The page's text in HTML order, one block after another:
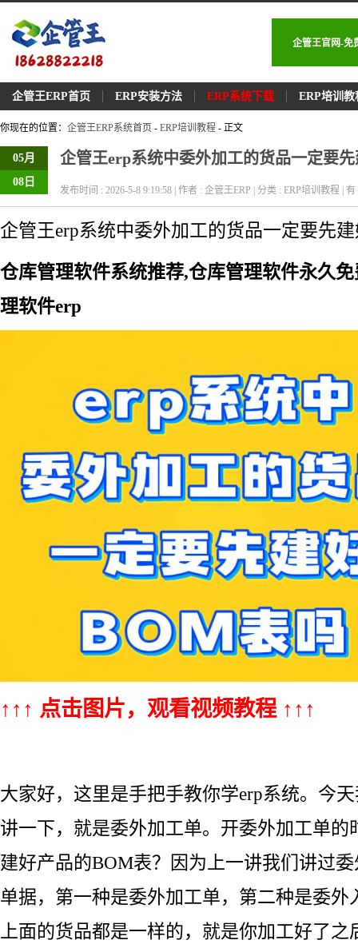
企管王官网-免
企管王ERP首页 ERP安装方法 ERP系统下载 ERP培训教
你现在的位置： 企管王ERP系统首页 - ERP培训教程 - 正文
05月
08日
企管王erp系统中委外加工的货品一定要
发布时间 : 2026-5-8 9:19:58 | 作者 : 企管王ERP | 分类 : ERP培训教程 | 有
企管王erp系统中委外加工的货品一定要先
仓库管理软件系统推荐,仓库管理软件永久
理软件erp
↑↑↑ 点击图片，观看视频教程 ↑↑↑
大家好，这里是手把手教你学erp系统。今
讲一下，就是委外加工单。开委外加工单的
建好产品的BOM表？因为上一讲我们讲过
单据，第一种是委外加工单，第二种是委外
上面的货品都是一样的，就是你加工好了之